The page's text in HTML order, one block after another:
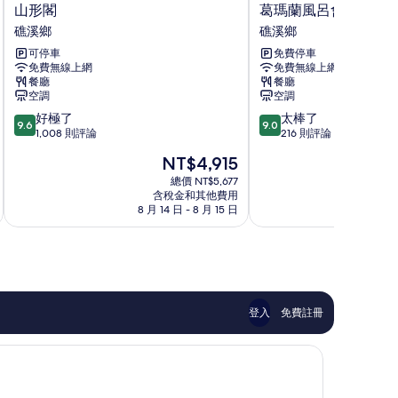
山
形
閣
礁
溪
鄉
山形閣
礁溪鄉
可停車
免費無線上網
餐廳
空調
9.6
分，
極
評
9.6 好極了
1,008 則評論
現
在
價
格
為
NT$4,915
總價 NT$5,677
含稅金和其他費用
8 月 14 日 - 8 月 15 日
葛
瑪
蘭
風
呂
會
館
礁
溪
葛瑪蘭風呂會館
礁溪鄉
免費停車
免費無線上網
餐廳
空調
9.0
分，
棒
評
論
9.0 太棒了
216 則評論
登入 免費註冊